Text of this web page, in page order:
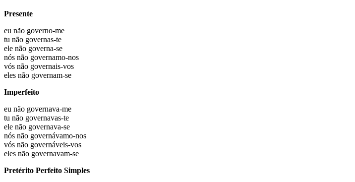
Presente
eu não governo-me
tu não governas-te
ele não governa-se
nós não governamo-nos
vós não governais-vos
eles não governam-se
Imperfeito
eu não governava-me
tu não governavas-te
ele não governava-se
nós não governávamo-nos
vós não governáveis-vos
eles não governavam-se
Pretérito Perfeito Simples